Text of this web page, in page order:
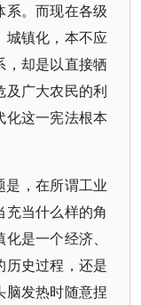
系。而现在各级
城镇化，本不应
，却是以直接牺
及广大农民的利
化这一宪法根本
是，在所谓工业
当什么样的角
是一个经济、
历史过程，还是
脑发热时随意捏